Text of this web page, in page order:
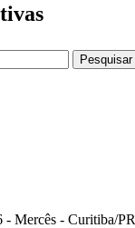
Mercês - Curitiba/PR